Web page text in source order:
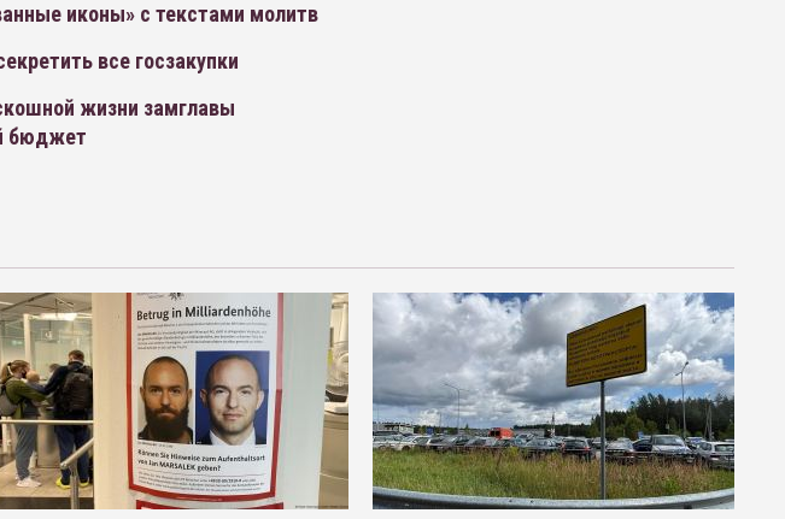
иконы» с текстами молитв
все госзакупки
жизни замглавы
бюджет